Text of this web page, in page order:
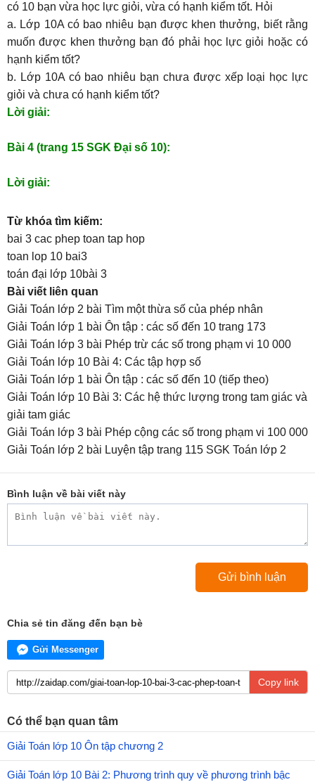
có 10 bạn vừa học lực giỏi, vừa có hạnh kiểm tốt. Hỏi
a. Lớp 10A có bao nhiêu bạn được khen thưởng, biết rằng
muốn được khen thưởng bạn đó phải học lực giỏi hoặc có
hạnh kiểm tốt?
b. Lớp 10A có bao nhiêu bạn chưa được xếp loại học lực
giỏi và chưa có hạnh kiểm tốt?
Lời giải:
Bài 4 (trang 15 SGK Đại số 10):
Lời giải:
Từ khóa tìm kiếm:
bai 3 cac phep toan tap hop
toan lop 10 bai3
toán đại lớp 10bài 3
Bài viết liên quan
Giải Toán lớp 2 bài Tìm một thừa số của phép nhân
Giải Toán lớp 1 bài Ôn tập : các số đến 10 trang 173
Giải Toán lớp 3 bài Phép trừ các số trong phạm vi 10 000
Giải Toán lớp 10 Bài 4: Các tập hợp số
Giải Toán lớp 1 bài Ôn tập : các số đến 10 (tiếp theo)
Giải Toán lớp 10 Bài 3: Các hệ thức lượng trong tam giác và
giải tam giác
Giải Toán lớp 3 bài Phép cộng các số trong phạm vi 100 000
Giải Toán lớp 2 bài Luyện tập trang 115 SGK Toán lớp 2
Bình luận về bài viết này
Chia sẻ tin đăng đến bạn bè
Gửi Messenger
Copy link
Có thể bạn quan tâm
Giải Toán lớp 10 Ôn tập chương 2
Giải Toán lớp 10 Bài 2: Phương trình quy về phương trình bậc